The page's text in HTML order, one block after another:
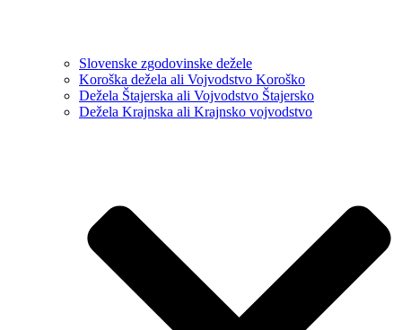
Slovenske zgodovinske dežele
Koroška dežela ali Vojvodstvo Koroško
Dežela Štajerska ali Vojvodstvo Štajersko
Dežela Krajnska ali Krajnsko vojvodstvo